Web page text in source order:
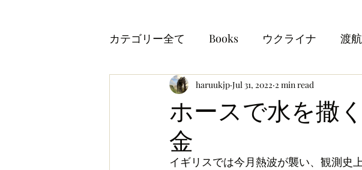
カテゴリー全て Books ウクライナ 渡
世界情勢 イギリス生活 健康
スポーツ
ホースで水を撒
金
haruukjp Jul 31, 2022 2 min read
イギリスでは今月熱波が襲い、観測史